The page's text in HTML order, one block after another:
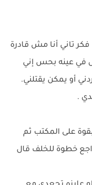
تاني أنا مش قادرة
في عينه بحس إني
أو يمكن يقتلني.
.
على المكتب ثم
خطوة للخلف قال